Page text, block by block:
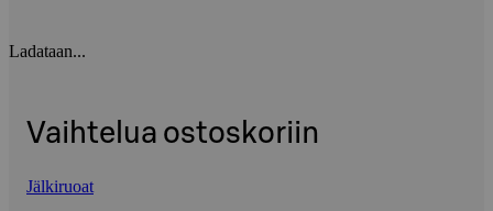
Ladataan...
Vaihtelua ostoskoriin
Jälkiruoat